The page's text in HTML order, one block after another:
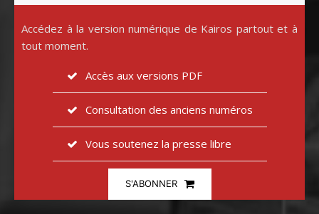
Accédez à la version numérique de Kairos partout et à
tout moment.
Accès aux versions PDF
Consultation des anciens numéros
Vous soutenez la presse libre
S'ABONNER